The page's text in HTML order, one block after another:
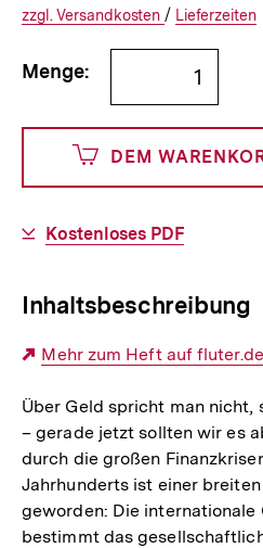
€
und
0
Cents
Interner
Informationen
den
zzgl. zuzüglichen
Versandkosten / Interner
Informationen
Lieferzeiten
Bestellmenge
angeben
Menge:
DEM
Download-
Kostenloses PDF
Inhaltsbeschreibung
Externer
Mehr zum Heft auf fluter.de
Über Geld spricht man nicht,
– gerade jetzt sollten wir es
durch die großen
Jahrhunderts ist einer
geworden: Die internationale
bestimmt das